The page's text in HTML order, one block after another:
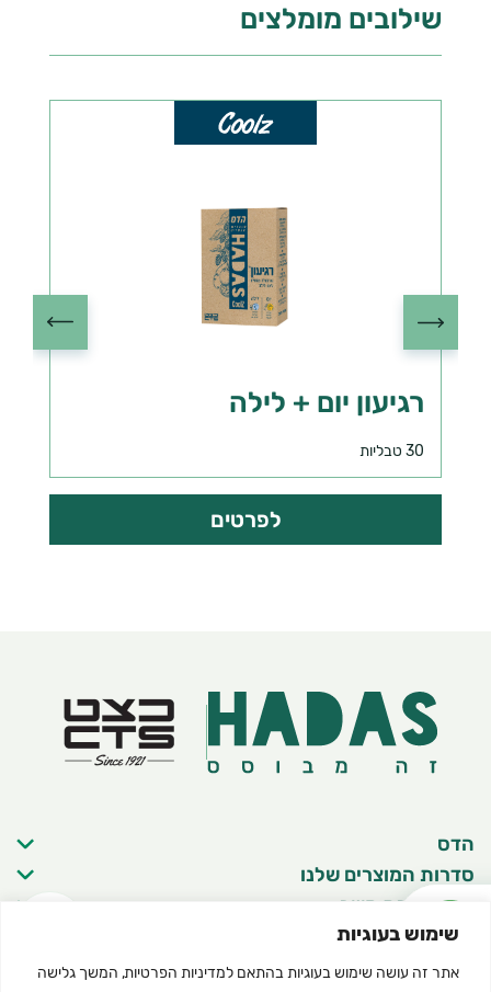
שימוש בעוגיות
אתר זה עושה שימוש בעוגיות בהתאם למדיניות הפרטיות, המשך גלישה
שילובים מומלצים
רגיעון יום + לילה
30 טבליות
לפרטים
הדס
סדרות המוצרים שלנו
פרטי יצירת קשר